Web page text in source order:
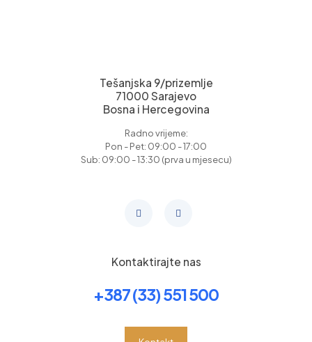
Tešanjska 9/prizemlje
71000 Sarajevo
Bosna i Hercegovina
Radno vrijeme:
Pon - Pet: 09:00 - 17:00
Sub: 09:00 - 13:30 (prva u mjesecu)
Kontaktirajte nas
+387 (33) 551 500